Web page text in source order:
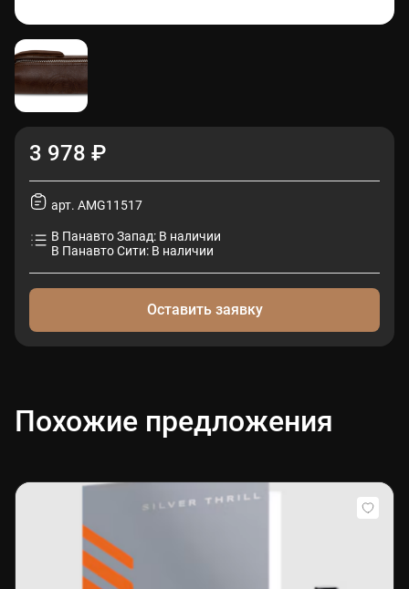
3 978 ₽
арт. AMG11517
В Панавто Запад: В наличии
В Панавто Сити: В наличии
Оставить заявку
Похожие предложения